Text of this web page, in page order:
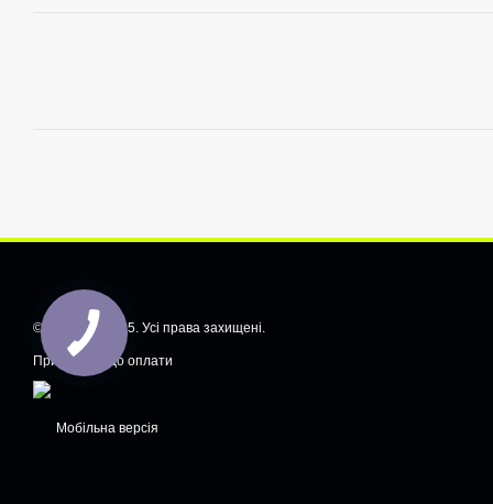
© CarShiftt, 2025. Усі права захищені.
Приймаємо до оплати
Мобільна версія